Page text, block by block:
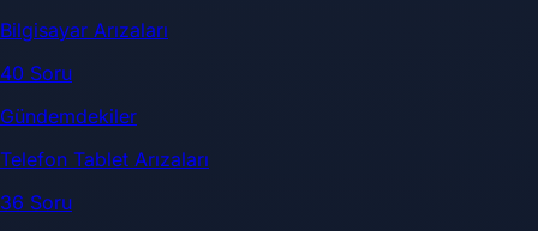
Bilgisayar Arızaları
40 Soru
Gündemdekiler
Telefon Tablet Arızaları
36 Soru